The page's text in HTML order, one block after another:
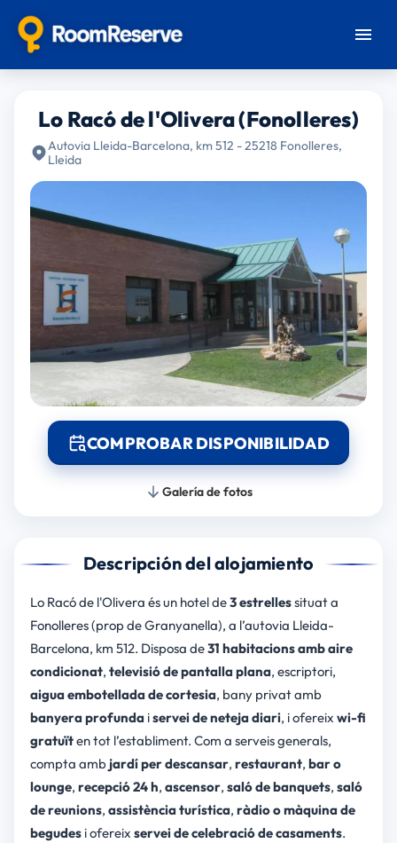
Lo Racó de l'Olivera (Fonolleres)
Autovia Lleida-Barcelona, km 512 - 25218 Fonolleres,
Lleida
COMPROBAR DISPONIBILIDAD
Galería de fotos
Descripción del alojamiento
Lo Racó de l'Olivera és un hotel de3 estrellessituat a
Fonolleres (prop de Granyanella), a l’autovia Lleida-
Barcelona, km 512. Disposa de31 habitacions amb aire
condicionat, televisió de pantalla plana, escriptori,
aigua embotellada de cortesia, bany privat amb
banyera profundaiservei de neteja diari, i ofereix wi-fi
gratuïten tot l’establiment. Com a serveis generals,
compta amb jardí per descansar, restaurant, bar o
lounge, recepció 24 h, ascensor, saló de banquets, saló
de reunions, assistència turística, ràdio o màquina de
begudesi ofereix servei de celebració de casaments.